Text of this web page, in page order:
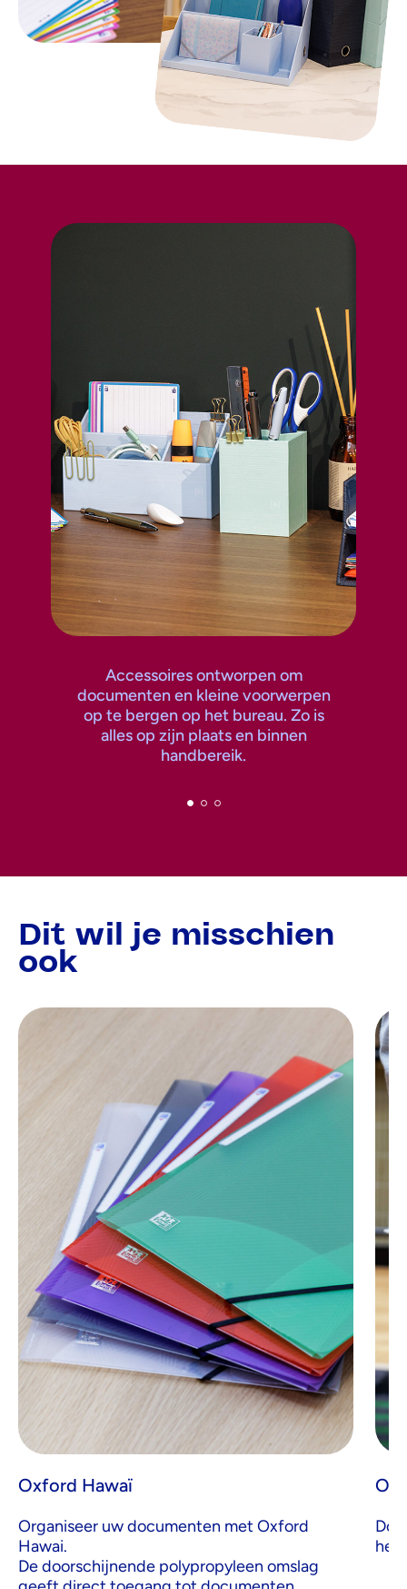
Accessoires ontworpen om
documenten en kleine voorwerpen
op te bergen op het bureau. Zo is
alles op zijn plaats en binnen
handbereik.
Dit wil je misschien
ook
Oxford Hawaï
Organiseer uw documenten met Oxford
Hawai.
De doorschijnende polypropyleen omslag
het